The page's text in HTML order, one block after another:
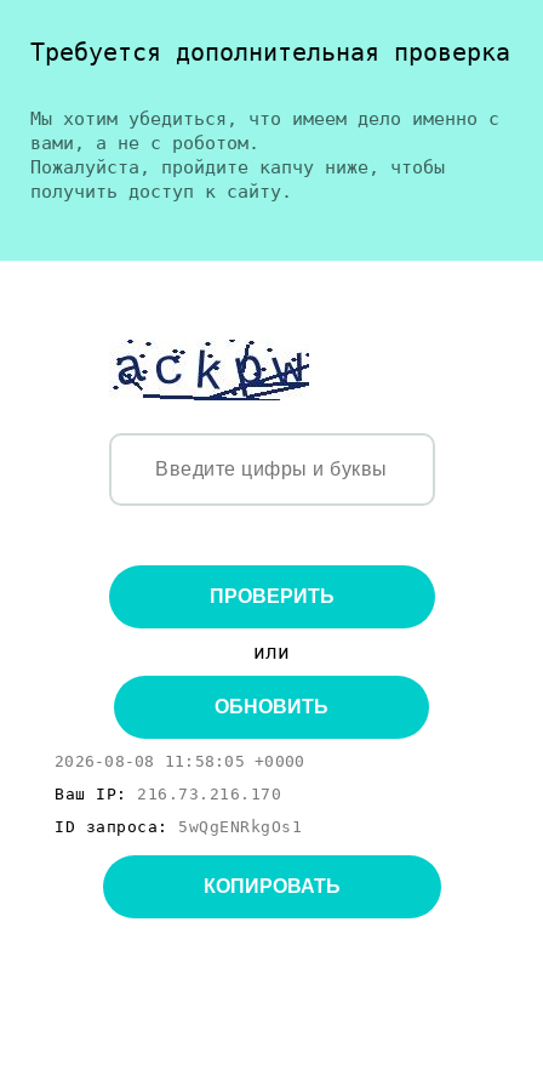
Требуется дополнительная проверка
Мы хотим убедиться, что имеем дело именно с
вами, а не с роботом.
Пожалуйста, пройдите капчу ниже, чтобы
получить доступ к сайту.
ПРОВЕРИТЬ
или
ОБНОВИТЬ
2026-08-08 11:58:05 +0000
Ваш IP: 216.73.216.170
ID запроса: 5wQgENRkgOs1
КОПИРОВАТЬ